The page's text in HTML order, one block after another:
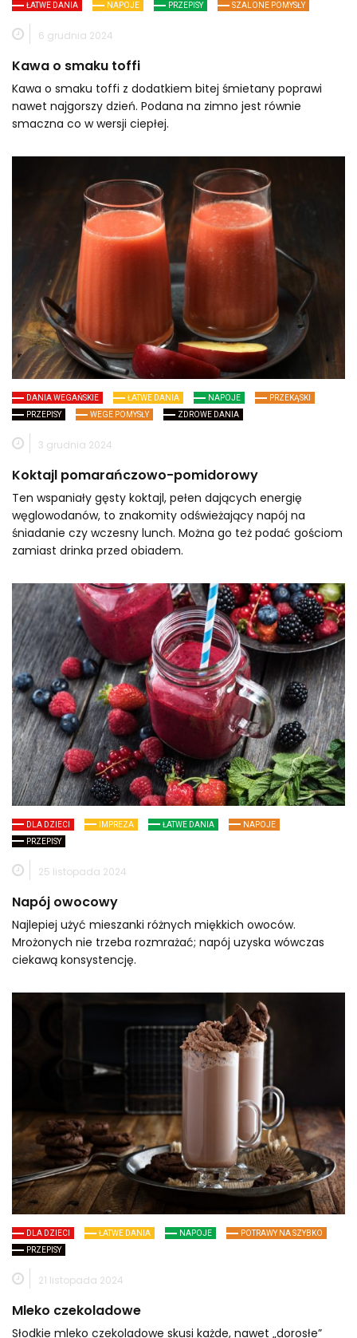
ŁATWE DANIA NAPOJE PRZEPISY SZALONE POMYSŁY
6 grudnia 2024
Kawa o smaku toffi
Kawa o smaku toffi z dodatkiem bitej śmietany poprawi
nawet najgorszy dzień. Podana na zimno jest równie
smaczna co w wersji ciepłej.
DANIA WEGAŃSKIE ŁATWE DANIA NAPOJE
PRZEKĄSKI
PRZEPISY
WEGE POMYSŁY ZDROWE DANIA
3 grudnia 2024
Koktajl pomarańczowo-pomidorowy
Ten wspaniały gęsty koktajl, pełen dających energię
węglowodanów, to znakomity odświeżający napój na
śniadanie czy wczesny lunch. Można go też podać gościom
zamiast drinka przed obiadem.
DLA DZIECI IMPREZA ŁATWE DANIA
NAPOJE
PRZEPISY
25 listopada 2024
Napój owocowy
Najlepiej użyć mieszanki różnych miękkich owoców.
Mrożonych nie trzeba rozmrażać; napój uzyska wówczas
ciekawą konsystencję.
DLA DZIECI ŁATWE DANIA NAPOJE
POTRAWY NA SZYBKO
PRZEPISY
21 listopada 2024
Mleko czekoladowe
Słodkie mleko czekoladowe skusi każde, nawet „dorosłe”